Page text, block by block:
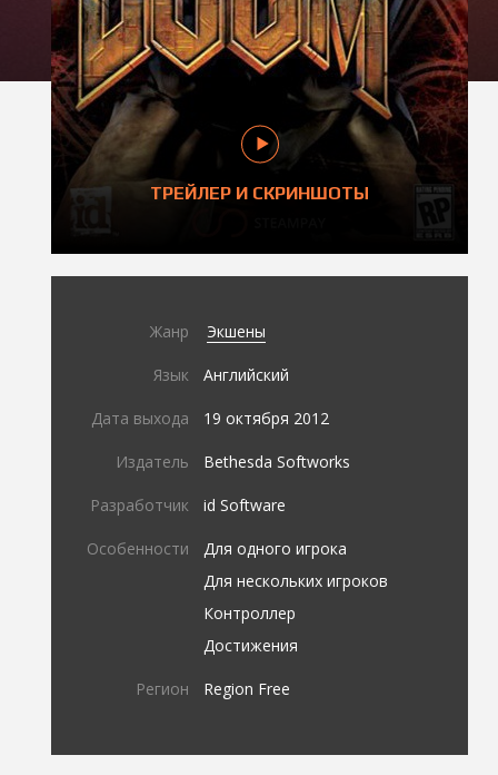
ТРЕЙЛЕР И СКРИНШОТЫ
Жанр Экшены
Язык Английский
Дата выхода 19 октября 2012
Издатель Bethesda Softworks
Разработчик id Software
Особенности
Для одного игрока
Для нескольких игроков
Контроллер
Достижения
Регион Region Free